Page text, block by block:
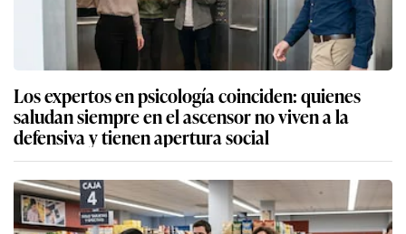
Los expertos en psicología coinciden: quienes
saludan siempre en el ascensor no viven a la
defensiva y tienen apertura social